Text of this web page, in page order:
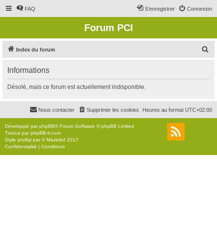
FAQ Connexion
S’enregistrer
Forum PCI
Index du forum
r
c
r
Informations
Désolé, mais ce forum est actuellement indisponible.
Heures au format UTC+02:00
Supprimer les cookies
Nous contacter
Développé parphpBB® Forum Software © phpBB Limited
Traduit parphpBB-fr.com
Style proflat par ©Mazeltof 2017
Confidentialité | Conditions